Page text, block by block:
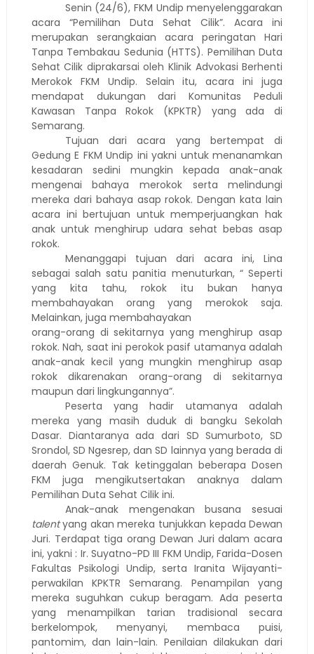
Senin (24/6), FKM Undip menyelenggarakan
acara “Pemilihan Duta Sehat Cilik”. Acara ini
merupakan serangkaian acara peringatan Hari
Tanpa Tembakau Sedunia (HTTS). Pemilihan Duta
Sehat Cilik diprakarsai oleh Klinik Advokasi Berhenti
Merokok FKM Undip. Selain itu, acara ini juga
mendapat dukungan dari Komunitas Peduli
Kawasan Tanpa Rokok (KPKTR) yang ada di
Semarang.
Tujuan dari acara yang bertempat di
Gedung E FKM Undip ini yakni untuk menanamkan
kesadaran sedini mungkin kepada anak-anak
mengenai bahaya merokok serta melindungi
mereka dari bahaya asap rokok. Dengan kata lain
acara ini bertujuan untuk memperjuangkan hak
anak untuk menghirup udara sehat bebas asap
rokok.
Menanggapi tujuan dari acara ini, Lina
sebagai salah satu panitia menuturkan, “ Seperti
yang kita tahu, rokok itu bukan hanya
membahayakan orang yang merokok saja.
Melainkan, juga membahayakan
orang-orang di sekitarnya yang menghirup asap
rokok. Nah, saat ini perokok pasif utamanya adalah
anak-anak kecil yang mungkin menghirup asap
rokok dikarenakan orang-orang di sekitarnya
maupun dari lingkungannya”.
Peserta yang hadir utamanya adalah
mereka yang masih duduk di bangku Sekolah
Dasar. Diantaranya ada dari SD Sumurboto, SD
Srondol, SD Ngesrep, dan SD lainnya yang berada di
daerah Genuk. Tak ketinggalan beberapa Dosen
FKM juga mengikutsertakan anaknya dalam
Pemilihan Duta Sehat Cilik ini.
Anak-anak mengenakan busana sesuai
talentyang akan mereka tunjukkan kepada Dewan
Juri. Terdapat tiga orang Dewan Juri dalam acara
ini, yakni : Ir. Suyatno-PD III FKM Undip, Farida-Dosen
Fakultas Psikologi Undip, serta Iranita Wijayanti-
perwakilan KPKTR Semarang. Penampilan yang
mereka suguhkan cukup beragam. Ada peserta
yang menampilkan tarian tradisional secara
berkelompok, menyanyi, membaca puisi,
pantomim, dan lain-lain. Penilaian dilakukan dari